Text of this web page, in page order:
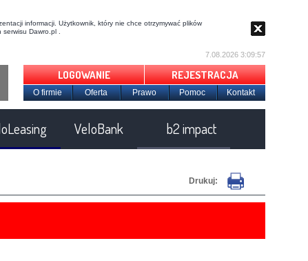
informacji. Użytkownik, który nie chce otrzymywać plików
Dawro.pl .
7.08.2026 3:09:57
LOGOWANIE REJESTRACJA
O firmie Oferta Prawo Pomoc Kontakt
VeloBank b2 impact
Drukuj: